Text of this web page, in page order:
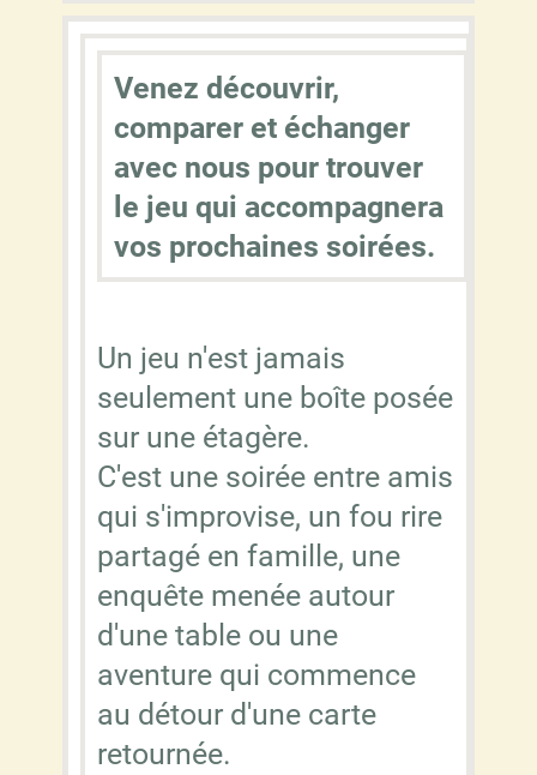
Venez découvrir,
comparer et échanger
avec nous pour trouver
le jeu qui accompagnera
vos prochaines soirées.
Un jeu n'est jamais
seulement une boîte posée
sur une étagère.
C'est une soirée entre amis
qui s'improvise, un fou rire
partagé en famille, une
enquête menée autour
d'une table ou une
aventure qui commence
au détour d'une carte
retournée.